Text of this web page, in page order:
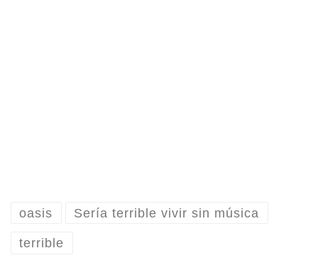
oasis Sería terrible vivir sin música
terrible